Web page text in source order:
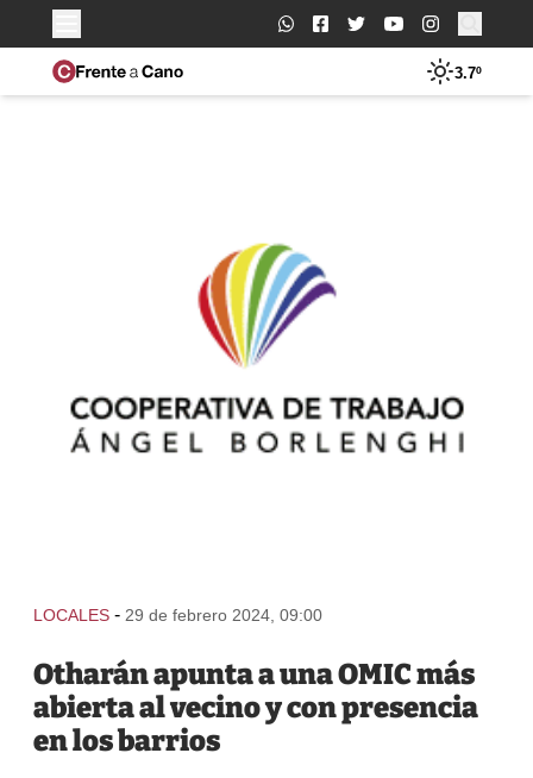
Buscar:
3.7º
LOCALES - 29 de febrero 2024, 09:00
Otharán apunta a una OMIC más
abierta al vecino y con presencia
en los barrios